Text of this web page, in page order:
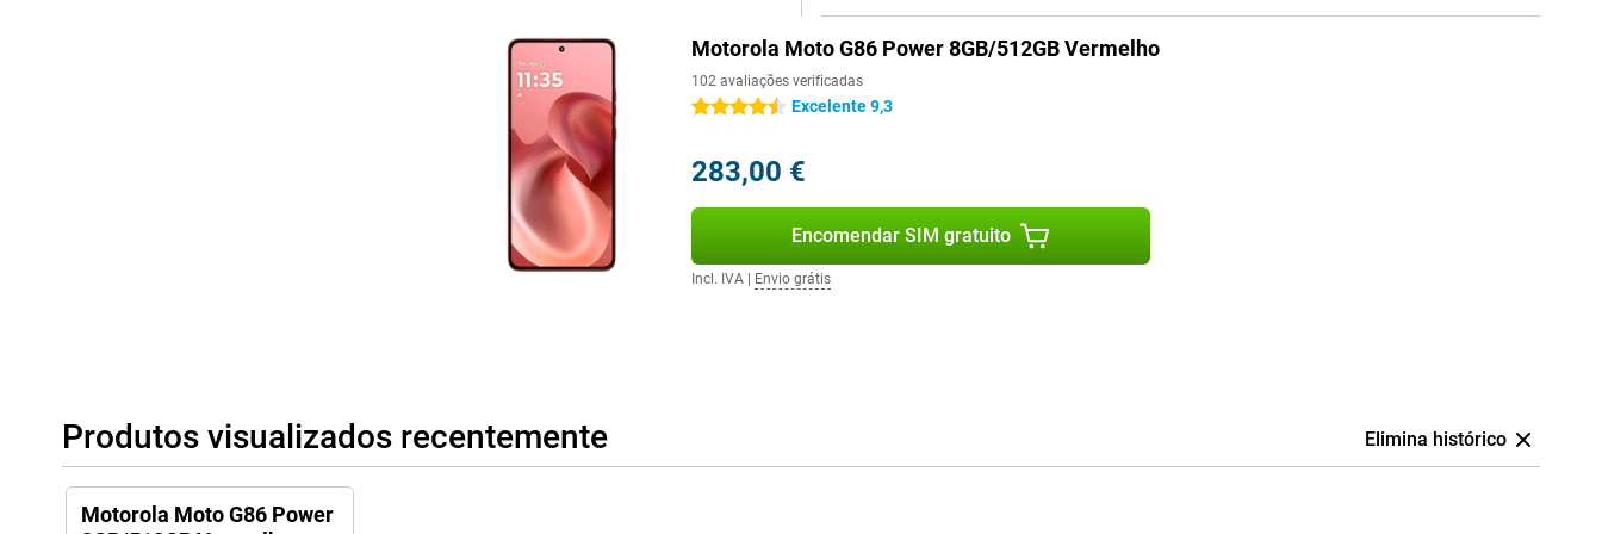
Motorola Moto G86 Power 8GB/512GB Vermelho
102 avaliações verificadas
4.5 estrelasExcelente 9,3
283,00 €
Encomendar SIM gratuito
Incl. IVA| Envio grátis
Produtos visualizados recentemente Elimina histórico
Motorola Moto G86 Power